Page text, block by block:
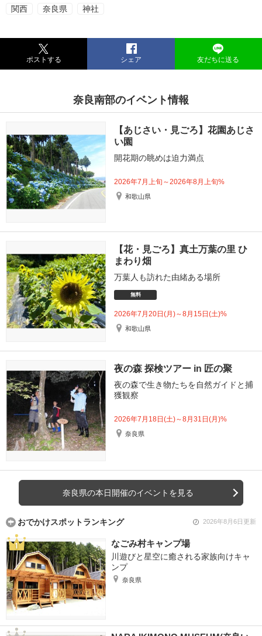
関西 奈良県 神社
ポストする シェア 友だちに送る
奈良南部のイベント情報
【あじさい・見ごろ】花園あじさ
い園
開花期の眺めは迫力満点
2026年7月上旬～2026年8月上旬%
和歌山県
【花・見ごろ】真土万葉の里 ひ
まわり畑
万葉人も訪れた由緒ある場所
無料
2026年7月20日(月)～8月15日(土)%
和歌山県
夜の森 探検ツアー in 匠の聚
夜の森で生き物たちを自然ガイドと捕
獲観察
2026年7月18日(土)～8月31日(月)%
奈良県
奈良県の本日開催のイベントを見る
おでかけスポットランキング 2026年8月6日更新
なごみ村キャンプ場
川遊びと星空に癒される家族向けキャ
ンプ
奈良県